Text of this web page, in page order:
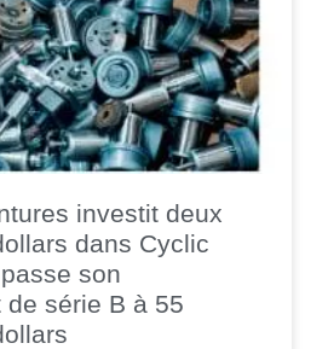
investit deux
dans Cyclic
son
série B à 55